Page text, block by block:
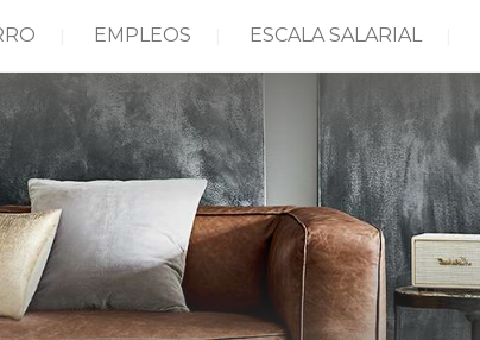
EMPLEOS ESCALA SALARIAL